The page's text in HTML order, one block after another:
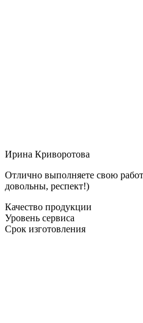
Ирина Криворотова
Отлично выполняете свою
довольны, респект!)
Качество продукции
Уровень сервиса
Срок изготовления